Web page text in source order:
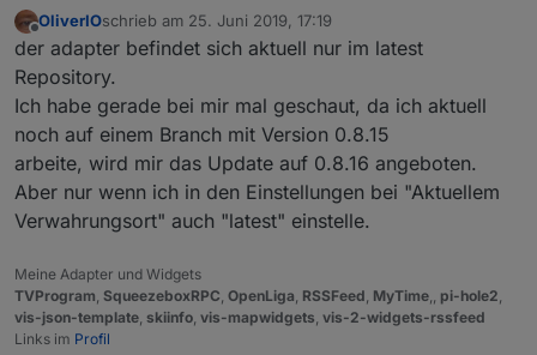
Offline
OliverIOschrieb am 25. Juni 2019, 17:19
zuletzt editiert von
der adapter befindet sich aktuell nur im latest
Repository.
Ich habe gerade bei mir mal geschaut, da ich aktuell
noch auf einem Branch mit Version 0.8.15
arbeite, wird mir das Update auf 0.8.16 angeboten.
Aber nur wenn ich in den Einstellungen bei "Aktuellem
Verwahrungsort" auch "latest" einstelle.
Meine Adapter und Widgets
TVProgram, SqueezeboxRPC, OpenLiga, RSSFeed, MyTime,, pi-hole2,
vis-json-template, skiinfo, vis-mapwidgets, vis-2-widgets-rssfeed
Links im Profil